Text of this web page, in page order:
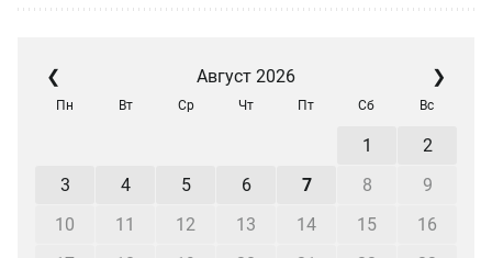
❮ Август 2026 ❯
Пн Вт Ср Чт Пт Сб Вс
1
2
3
4 5 6 7 8
9
10
11 12 13 14 15
16